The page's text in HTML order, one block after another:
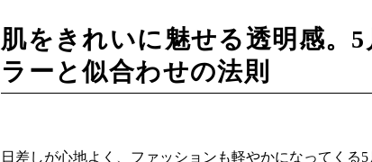
肌をきれいに魅せる透明感。
ラーと似合わせの法則
日差しが心地よく、ファッションも軽やかになってく